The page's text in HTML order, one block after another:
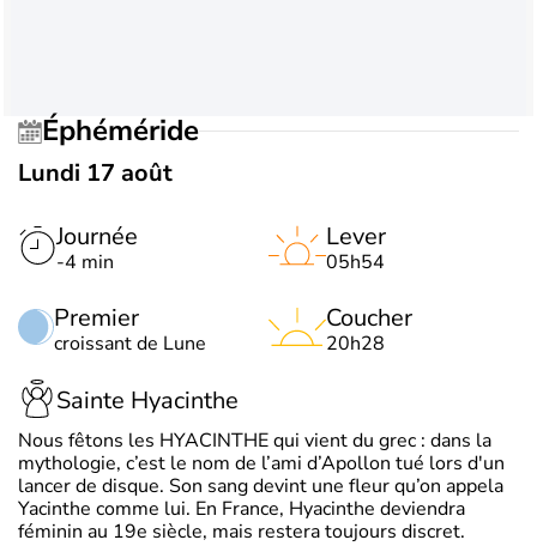
Éphéméride
Lundi 17 août
Journée
-4 min
Premier
croissant de Lune
Lever
05h54
Coucher
20h28
Sainte Hyacinthe
Nous fêtons les HYACINTHE qui vient du grec : dans la
mythologie, c’est le nom de l’ami d’Apollon tué lors d'un
lancer de disque. Son sang devint une fleur qu’on appela
Yacinthe comme lui. En France, Hyacinthe deviendra
féminin au 19e siècle, mais restera toujours discret.